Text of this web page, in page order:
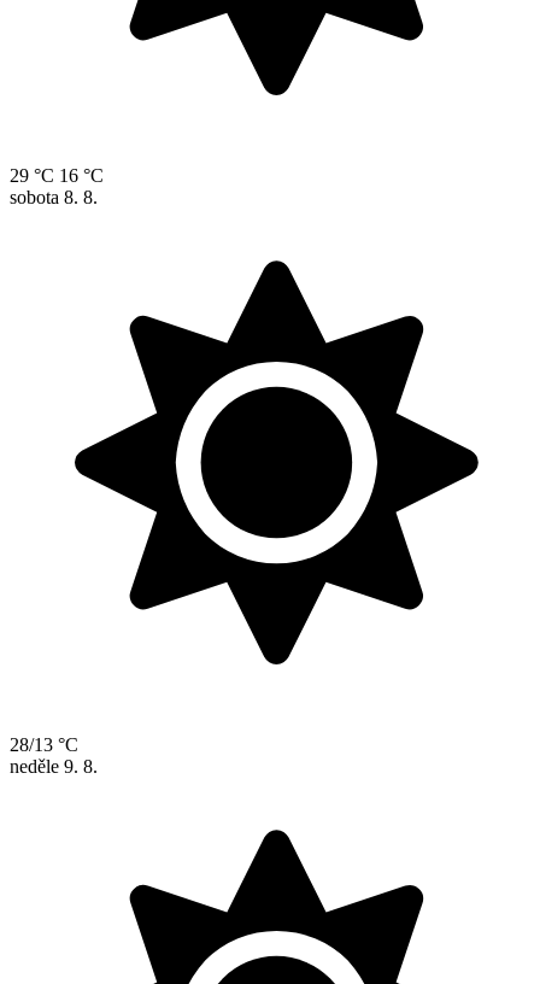
29 °C 16 °C
sobota 8. 8.
28/13 °C
neděle 9. 8.